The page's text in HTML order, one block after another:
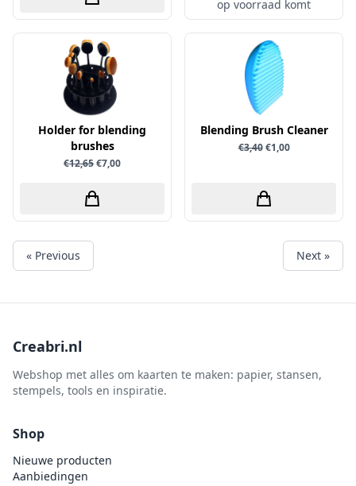
op voorraad komt
Holder for blending
brushes
€12,65€7,00
Blending Brush Cleaner
€3,40€1,00
« Previous Next »
Creabri.nl
Webshop met alles om kaarten te maken: papier, stansen,
stempels, tools en inspiratie.
Shop
Nieuwe producten
Aanbiedingen